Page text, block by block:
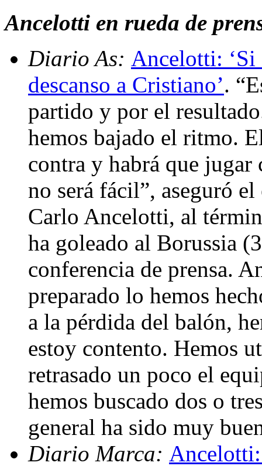
Ancelotti en rueda de
Diario As: Ancelotti: ‘Si
descanso a Cristiano’.
partido y por el
hemos bajado el ritmo.
contra y habrá que jugar
no será fácil”, aseguró
Carlo Ancelotti, al
ha goleado al Borussia
conferencia de prensa.
preparado lo hemos
a la pérdida del balón,
estoy contento. Hemos
retrasado un poco el
hemos buscado dos o
general ha sido muy
Diario Marca: